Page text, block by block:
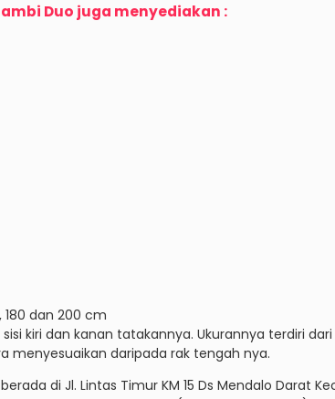
Duo juga menyediakan :
dan 200 cm
kiri dan kanan tatakannya. Ukurannya terdiri dari
menyesuaikan daripada rak tengah nya.
di Jl. Lintas Timur KM 15 Ds Mendalo Darat